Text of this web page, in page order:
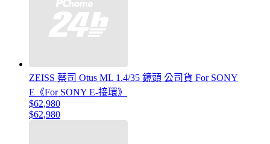
ZEISS 蔡司 Otus ML 1.4/35 鏡頭 公司貨 For SONY
E《For SONY E-接環》
$62,980
$62,980